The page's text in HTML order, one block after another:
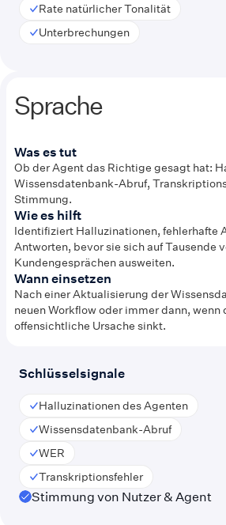
Rate natürlicher Tonalität
Unterbrechungen
Sprache
Was es tut
Ob der Agent das Richtige gesagt hat:
Wissensdatenbank-Abruf,
Stimmung.
Wie es hilft
Identifiziert Halluzinationen, fehlerhafte
Antworten, bevor sie sich auf Tausende
Kundengesprächen ausweiten.
Wann einsetzen
Nach einer Aktualisierung der
neuen Workflow oder immer dann, wenn
offensichtliche Ursache sinkt.
Schlüsselsignale
Halluzinationen des Agenten
Wissensdatenbank-Abruf
WER
Transkriptionsfehler
Stimmung von Nutzer & Agent